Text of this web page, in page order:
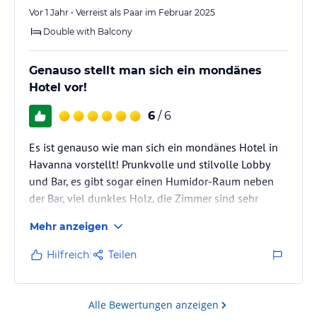
Vor 1 Jahr • Verreist als Paar im Februar 2025
Double with Balcony
Genauso stellt man sich ein mondänes
Hotel vor!
6 / 6
Es ist genauso wie man sich ein mondänes Hotel in
Havanna vorstellt! Prunkvolle und stilvolle Lobby
und Bar, es gibt sogar einen Humidor-Raum neben
der Bar, viel dunkles Holz, die Zimmer sind sehr
ist perfekt man kommt überall rasch hin, die Aussicht
auf den Platz in phänomenal, die Dachterrasse ist toll
und preiswert, das Frühstück ist naja...
Mehr anzeigen
Hilfreich Teilen
Alle Bewertungen anzeigen